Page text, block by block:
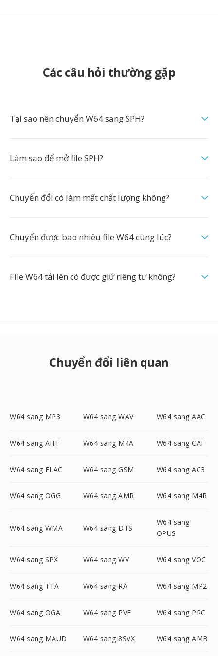
Các câu hỏi thường gặp
Tại sao nên chuyển W64 sang SPH?
Làm sao để mở file SPH?
Chuyển đổi có làm mất chất lượng không?
Chuyển được bao nhiêu file W64 cùng lúc?
File W64 tải lên có được giữ riêng tư không?
Chuyển đổi liên quan
W64 sang MP3 W64 sang WAV W64 sang AAC
W64 sang AIFF W64 sang M4A W64 sang CAF
W64 sang FLAC W64 sang GSM W64 sang AC3
W64 sang OGG W64 sang AMR W64 sang M4R
W64 sang WMA W64 sang DTS
W64 sang
OPUS
W64 sang SPX W64 sang WV W64 sang VOC
W64 sang TTA W64 sang RA W64 sang MP2
W64 sang OGA W64 sang PVF W64 sang PRC
W64 sang MAUD W64 sang 8SVX W64 sang AMB